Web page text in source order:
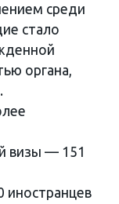
среди
стало
органа,
визы — 151
иностранцев